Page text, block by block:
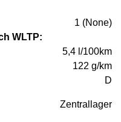
1 (None)
WLTP:
5,4 l/100km
122 g/km
D
Zentrallager